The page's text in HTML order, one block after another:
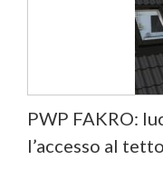
PWP FAKRO:
l’accesso al tetto